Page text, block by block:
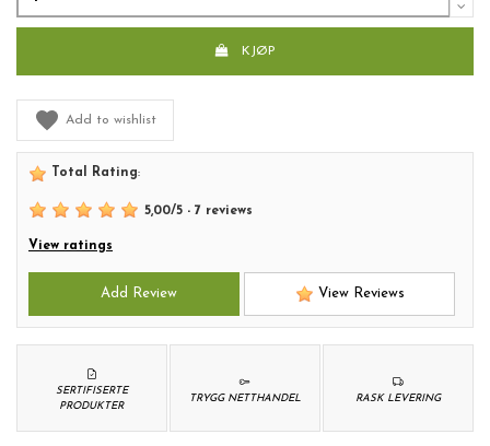
KJØP
Add to wishlist
Total Rating:
5,00/5 - 7 reviews
View ratings
Add Review View Reviews
RASK LEVERING
TRYGG NETTHANDEL
SERTIFISERTE
PRODUKTER